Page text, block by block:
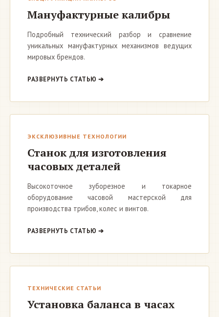
Мануфактурные калибры
Подробный технический разбор и сравнение
уникальных мануфактурных механизмов ведущих
мировых брендов.
РАЗВЕРНУТЬ СТАТЬЮ ➔
ЭКСКЛЮЗИВНЫЕ ТЕХНОЛОГИИ
Станок для изготовления
часовых деталей
Высокоточное зуборезное и токарное
оборудование часовой мастерской для
производства трибов, колес и винтов.
РАЗВЕРНУТЬ СТАТЬЮ ➔
ТЕХНИЧЕСКИЕ СТАТЬИ
Установка баланса в часах